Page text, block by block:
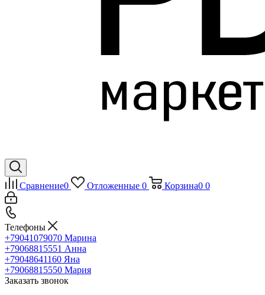
Сравнение0 Отложенные 0 Корзина0 0
Телефоны
+79041079070 Марина
+79068815551 Анна
+79048641160 Яна
+79068815550 Мария
Заказать звонок